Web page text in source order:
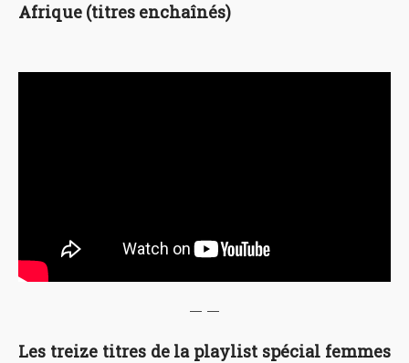
Afrique (titres enchaînés)
— —
Les treize titres de la playlist spécial femmes